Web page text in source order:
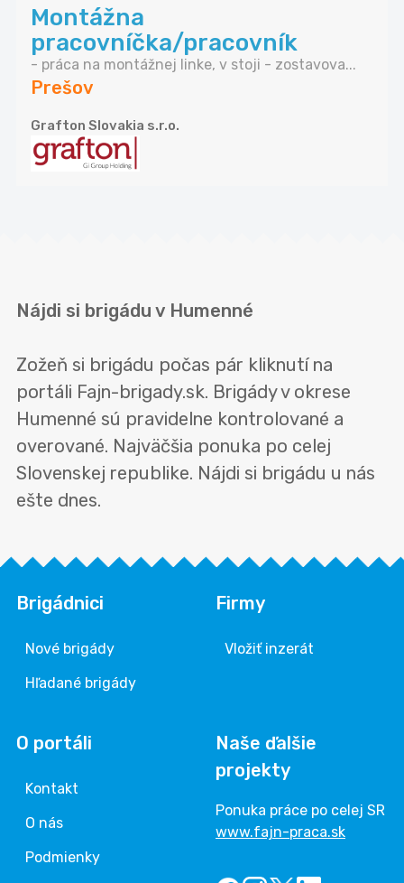
Montážna
pracovníčka/pracovník
- práca na montážnej linke, v stoji - zostavova...
Prešov
Grafton Slovakia s.r.o.
Nájdi si brigádu v Humenné
Zožeň si brigádu počas pár kliknutí na
portáli Fajn-brigady.sk. Brigády v okrese
Humenné sú pravidelne kontrolované a
overované. Najväčšia ponuka po celej
Slovenskej republike. Nájdi si brigádu u nás
ešte dnes.
Brigádnici
Nové brigády
Hľadané brigády
Firmy
Vložiť inzerát
O portáli
Kontakt
O nás
Podmienky
Naše ďalšie
projekty
Ponuka práce po celej SR
www.fajn-praca.sk